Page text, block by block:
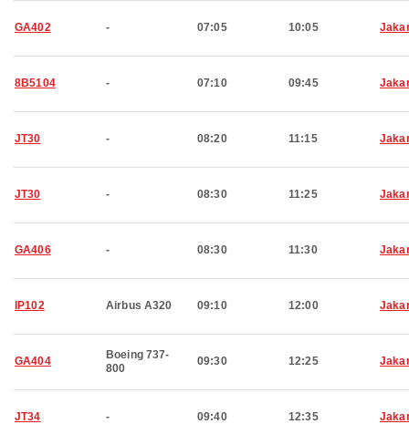
GA402 - 07:05 10:05
8B5104 - 07:10 09:45
JT30 - 08:20 11:15
JT30 - 08:30 11:25
GA406 - 08:30 11:30
IP102 Airbus A320 09:10 12:00
GA404
Boeing 737-
800
09:30 12:25
JT34 - 09:40 12:35